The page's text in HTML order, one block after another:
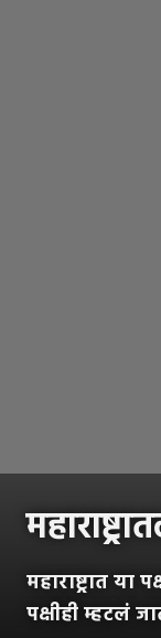
महाराष्ट्रात या
पक्षीही म्हटलं